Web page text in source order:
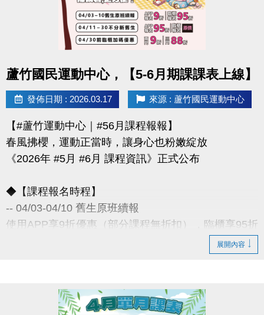
蘆竹國民運動中心，【5-6月期課課表上線】
發佈日期 : 2026.03.17 來源 : 蘆竹國民運動中心
【#蘆竹運動中心｜#56月課程報報】
春風拂櫻，運動正當時，讓身心也粉嫩綻放
《2026年 #5月 #6月 課程資訊》正式公布
◆【課程報名時程】
-- 04/03-04/10 舊生原班續報
使用APP享9折優惠（部分課程無折扣），臨櫃享95折
◆【舊生定義】
報名完整3-4月期課、4月單月課程
展開內容